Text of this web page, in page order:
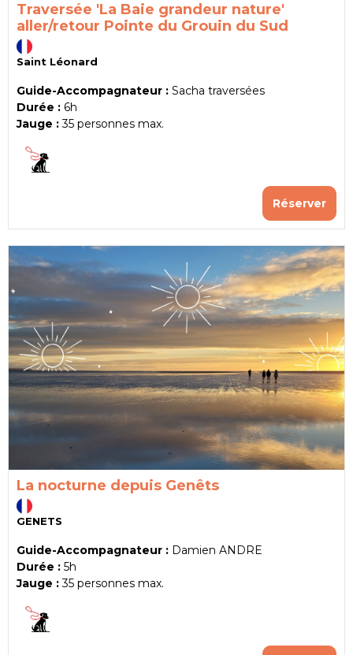
Traversée 'La Baie grandeur nature'
aller/retour Pointe du Grouin du Sud
Saint Léonard
Guide-Accompagnateur : Sacha traversées
Durée : 6h
Jauge : 35 personnes max.
Réserver
La nocturne depuis Genêts
GENETS
Guide-Accompagnateur : Damien ANDRE
Durée : 5h
Jauge : 35 personnes max.